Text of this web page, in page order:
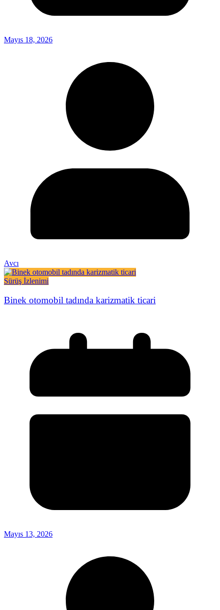
Mayıs 18, 2026
Avcı
Sürüş İzlenimi
Binek otomobil tadında karizmatik ticari
Mayıs 13, 2026